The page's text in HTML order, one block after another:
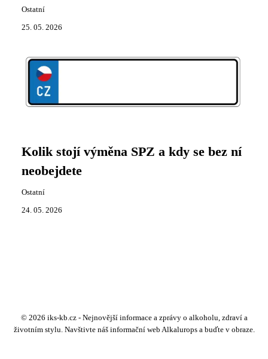
Ostatní
25. 05. 2026
Kolik stojí výměna SPZ a kdy se bez ní
neobejdete
Ostatní
24. 05. 2026
© 2026 iks-kb.cz - Nejnovější informace a zprávy o alkoholu, zdraví a
životním stylu. Navštivte náš informační web Alkalurops a buďte v obraze.